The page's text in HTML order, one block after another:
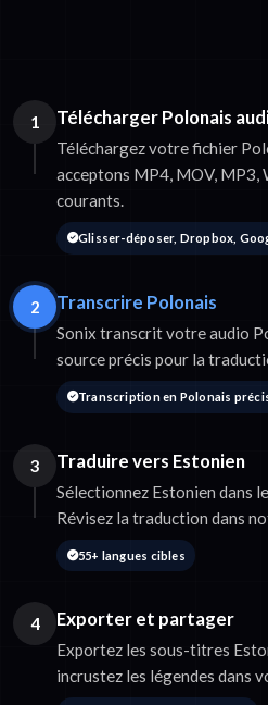
1 Télécharger Polonais
Téléchargez votre fichier
acceptons MP4, MOV, MP3,
courants.
Glisser-déposer, Dropbox,
2 Transcrire Polonais
Sonix transcrit votre audio
source précis pour la
Transcription en Polonais
3 Traduire vers Estonien
Sélectionnez Estonien dans
Révisez la traduction dans
55+ langues cibles
4 Exporter et partager
Exportez les sous-titres
incrustez les légendes dans